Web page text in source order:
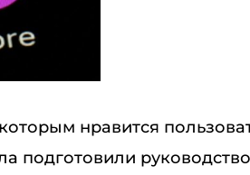
нравится
подготовили